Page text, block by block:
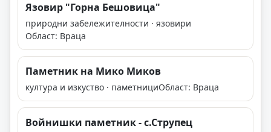
Язовир "Горна Бешовица"
природни забележителности · язовири
Област: Враца
Паметник на Мико Миков
култура и изкуство · паметнициОбласт: Враца
Войнишки паметник - с.Струпец